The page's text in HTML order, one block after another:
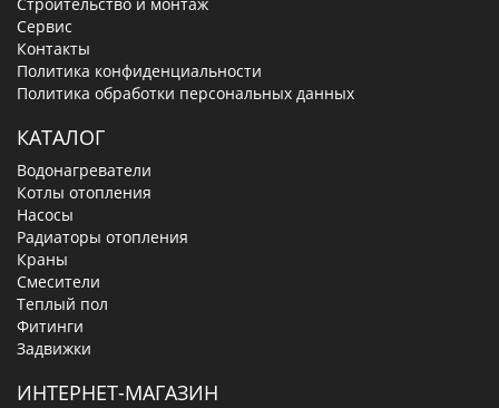
Сервис
Контакты
Политика конфиденциальности
Политика обработки персональных данных
КАТАЛОГ
Водонагреватели
Котлы отопления
Насосы
Радиаторы отопления
Краны
Смесители
Теплый пол
Фитинги
Задвижки
ИНТЕРНЕТ-МАГАЗИН